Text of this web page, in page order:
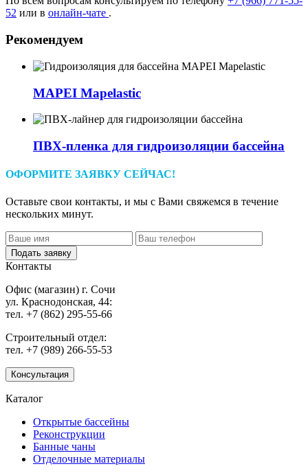
52 или в онлайн-чате .
Рекомендуем
MAPEI Mapelastic
ПВХ-пленка для гидроизоляции бассейна
ОФОРМИТЕ ЗАЯВКУ СЕЙЧАС!
Оставьте свои контакты, и мы с Вами свяжемся в течение
нескольких минут.
Контакты
Офис (магазин) г. Сочи
ул. Краснодонская, 44:
тел. +7 (862) 295-55-66
Строительный отдел:
тел. +7 (989) 266-55-53
Консультация
Каталог
Открытые бассейны
Реконструкции
Банные чаны
Отделочные материалы